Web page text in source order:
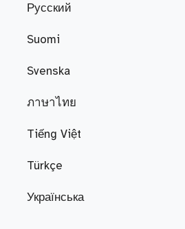
Русский
Suomi
Svenska
ภาษาไทย
Tiếng Việt
Türkçe
Українська